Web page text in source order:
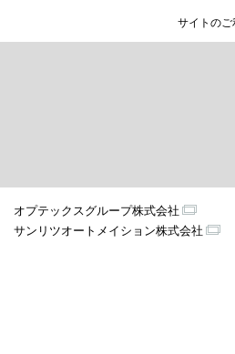
サイトのご
オプテックスグループ株式会社
サンリツオートメイション株式会社